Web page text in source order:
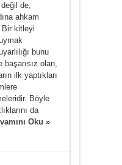
değil de,
ahkam
Bir kitleyi
bunu
olan,
ilk yaptıkları
Böyle
da
Oku »